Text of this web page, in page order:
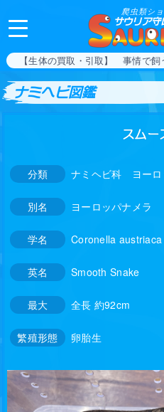
爬虫類シ
サウリア守
【生体の買取・引取】 事情で
ナミヘビ図鑑
スムー
分類 ナミヘビ科 ヨーロ
別名 ヨーロッパナメラ
学名 Coronella austriaca
英名 Smooth Snake
最大 全長 約92cm
繁殖形態 卵胎生